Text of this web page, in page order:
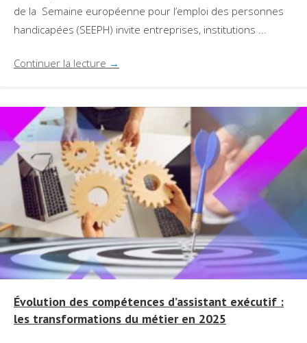
de la Semaine européenne pour l’emploi des personnes
handicapées (SEEPH) invite entreprises, institutions ...
Continuer la lecture →
Évolution des compétences d’assistant exécutif :
les transformations du métier en 2025